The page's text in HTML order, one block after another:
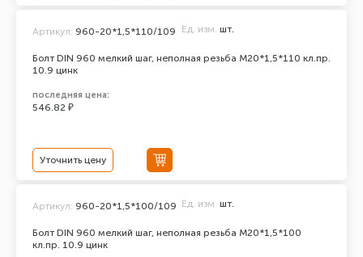
Болт DIN 960 мелкий шаг, неполная резьба M20*1,5*110 кл.пр.
10.9 цинк
Артикул: 960-20*1,5*110/109 Ед. изм. шт.
последняя цена:
546.82 ₽
Уточнить цену
Болт DIN 960 мелкий шаг, неполная резьба M20*1,5*100
кл.пр. 10.9 цинк
Артикул: 960-20*1,5*100/109 Ед. изм. шт.